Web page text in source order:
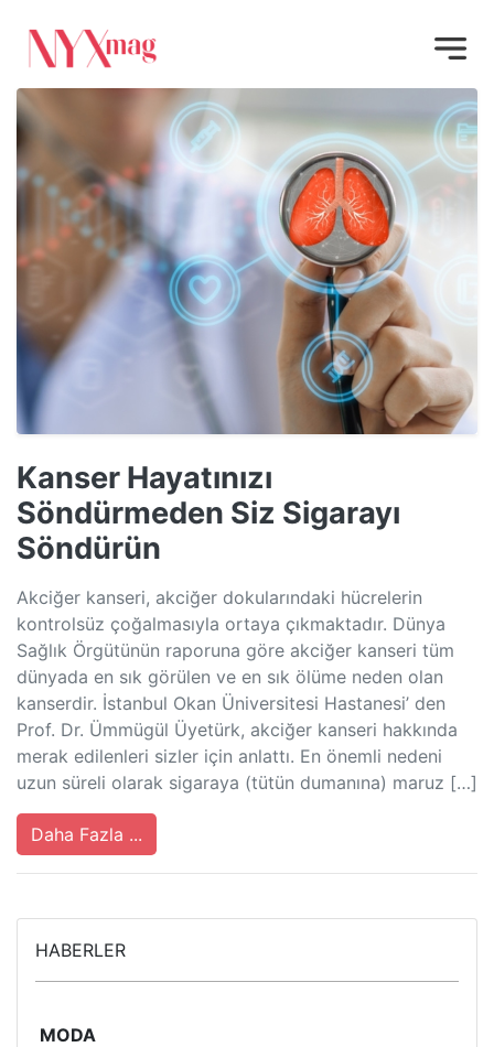
Kanser Hayatınızı
Söndürmeden Siz Sigarayı
Söndürün
Akciğer kanseri, akciğer dokularındaki hücrelerin
kontrolsüz çoğalmasıyla ortaya çıkmaktadır. Dünya
Sağlık Örgütünün raporuna göre akciğer kanseri tüm
dünyada en sık görülen ve en sık ölüme neden olan
kanserdir. İstanbul Okan Üniversitesi Hastanesi’ den
Prof. Dr. Ümmügül Üyetürk, akciğer kanseri hakkında
merak edilenleri sizler için anlattı. En önemli nedeni
uzun süreli olarak sigaraya (tütün dumanına) maruz […]
Daha Fazla ...
HABERLER
MODA